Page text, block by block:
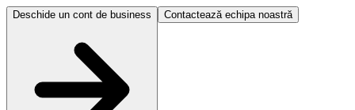
Deschide un cont de business Contactează echipa noastră